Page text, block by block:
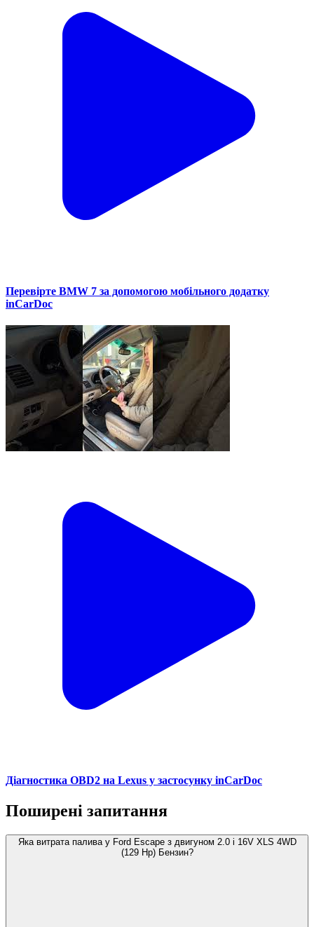
Перевірте BMW 7 за допомогою мобільного додатку
inCarDoc
Діагностика OBD2 на Lexus у застосунку inCarDoc
Поширені запитання
Яка витрата палива у Ford Escape з двигуном 2.0 i 16V XLS 4WD
(129 Hp) Бензин?